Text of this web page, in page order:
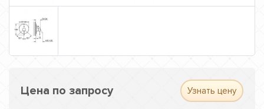
Цена по запросу Узнать цену